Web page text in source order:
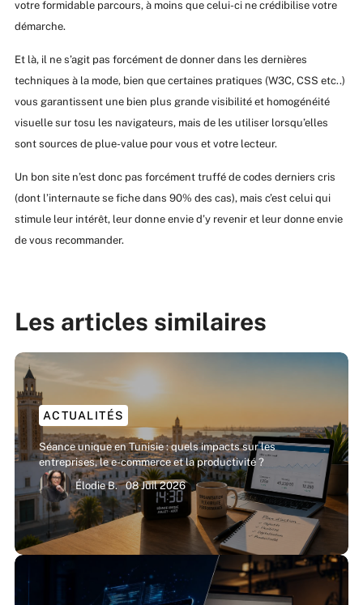
votre formidable parcours, à moins que celui-ci ne crédibilise votre
démarche.
Et là, il ne s’agit pas forcément de donner dans les dernières
techniques à la mode, bien que certaines pratiques (W3C, CSS etc..)
vous garantissent une bien plus grande visibilité et homogénéité
visuelle sur tosu les navigateurs, mais de les utiliser lorsqu’elles
sont sources de plue-value pour vous et votre lecteur.
Un bon site n’est donc pas forcément truffé de codes derniers cris
(dont l’internaute se fiche dans 90% des cas), mais c’est celui qui
stimule leur intérêt, leur donne envie d’y revenir et leur donne envie
de vous recommander.
Les articles similaires
ACTUALITÉS
Séance unique en Tunisie : quels impacts sur les
entreprises, le e-commerce et la productivité ?
Élodie B.
08 Juil 2026